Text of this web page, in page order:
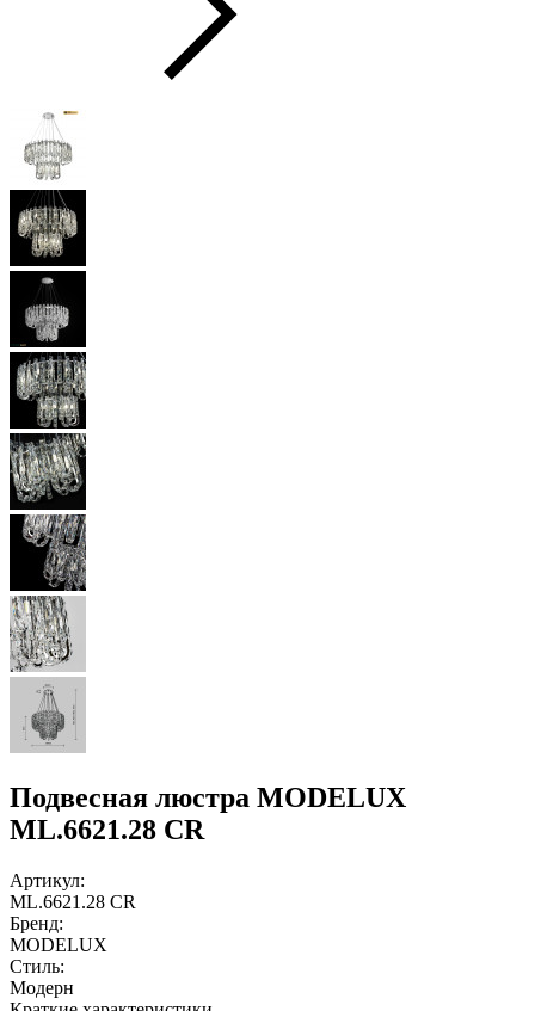
Подвесная люстра MODELUX
ML.6621.28 CR
Артикул:
ML.6621.28 CR
Бренд:
MODELUX
Стиль:
Модерн